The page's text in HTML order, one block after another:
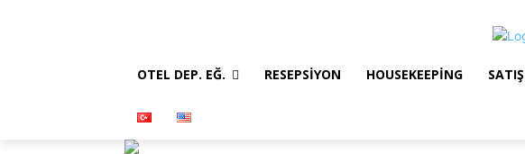
OTEL DEP. EĞ. RESEPSIYON HOUSEKEEPING SATIŞ